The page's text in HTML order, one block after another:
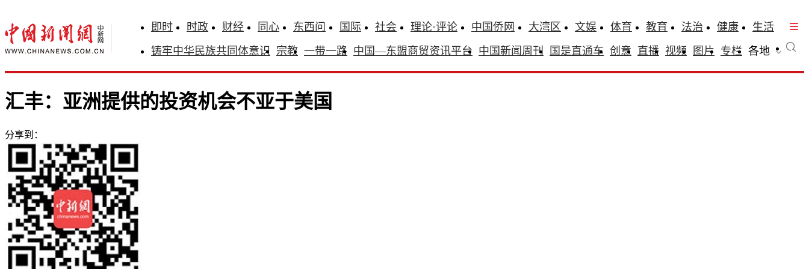
即时 时政 财经 同心 东西问 国际 社会 理论·评论 中国侨网 大湾区 文娱 体育 教育 法治 健康
生活
铸牢中华民族共同体意识 宗教 一带一路 中国—东盟商贸资讯平台 中国新闻周刊 国是直通车 创意 直播 视频 图片 专栏 各地
汇丰：亚洲提供的投资机会不亚于美国
分享到：